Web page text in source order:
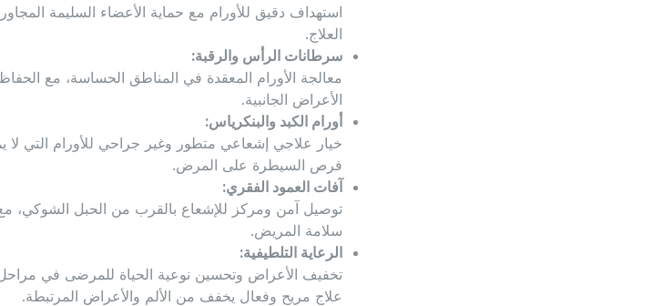
استهداف دقيق للأورام مع حماية الأعضاء السليمة
العلاج.
سرطانات الرأس والرقبة:
معالجة الأورام المعقدة في المناطق الحساسة، مع
الأعراض الجانبية.
أورام الكبد والبنكرياس:
خيار علاجي إشعاعي متطور وغير جراحي للأورام التي لا
فرص السيطرة على المرض.
آفات العمود الفقري:
توصيل آمن ومركز للإشعاع بالقرب من الحبل الشوكي،
سلامة المريض.
الرعاية التلطيفية:
تخفيف الأعراض وتحسين نوعية الحياة للمرضى في
علاج مريح وفعال يخفف من الألم والأعراض المرتبطة.